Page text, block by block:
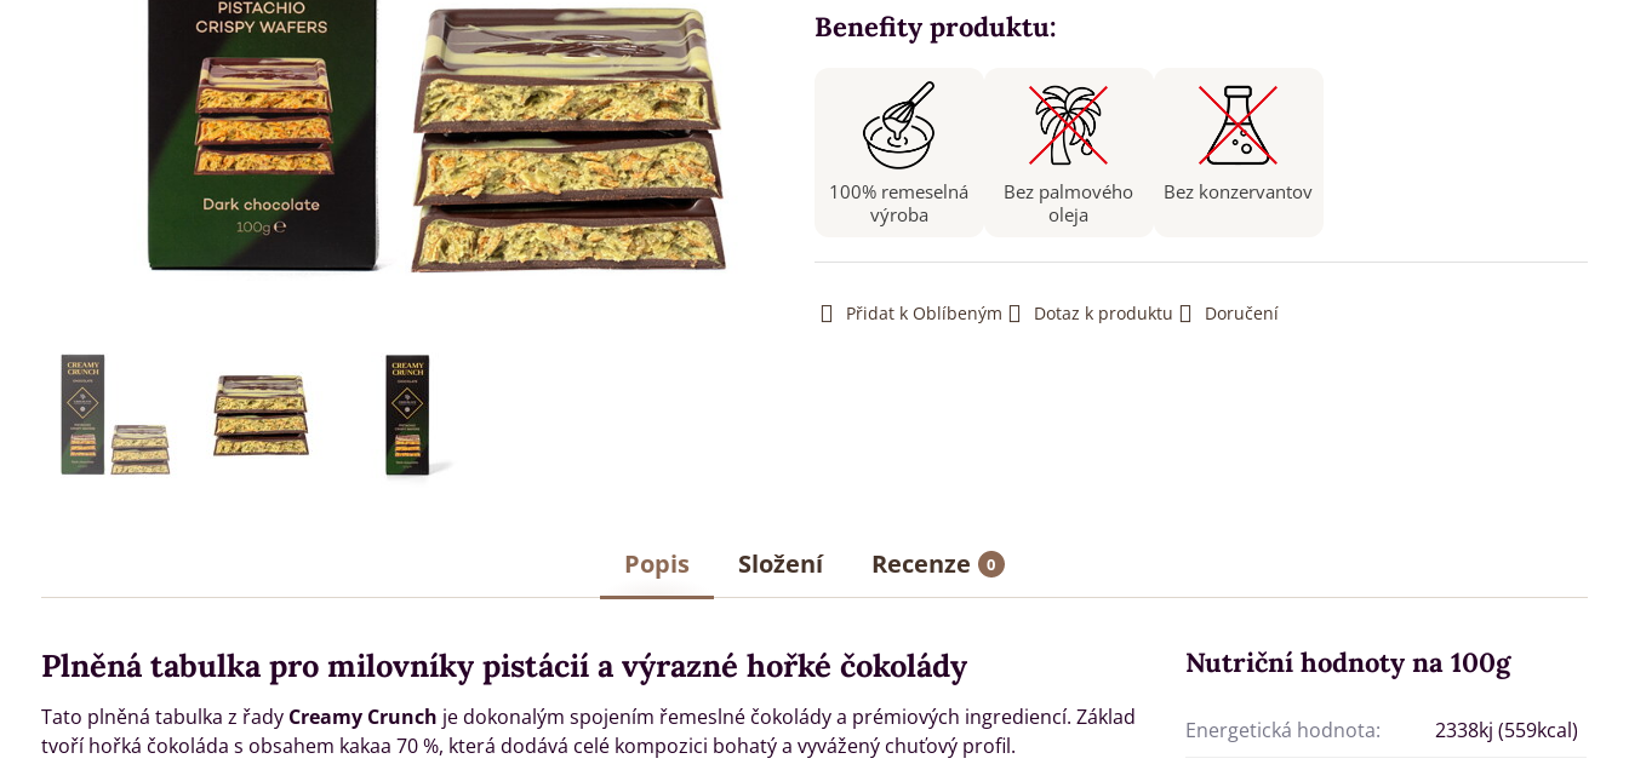
Benefity produktu:
100% remeselná
výroba
Bez palmového
oleja
Bez konzervantov
Přidat k Oblíbeným Dotaz k produktu Doručení
Popis Složení Recenze 0
Plněná tabulka pro milovníky pistácií a výrazné hořké čokolády
Tato plněná tabulka z řady Creamy Crunch je dokonalým spojením řemeslné čokolády a prémiových ingrediencí. Základ
tvoří hořká čokoláda s obsahem kakaa 70 %, která dodává celé kompozici bohatý a vyvážený chuťový profil.
Nutriční hodnoty na 100g
Energetická hodnota: 2338kj (559kcal)